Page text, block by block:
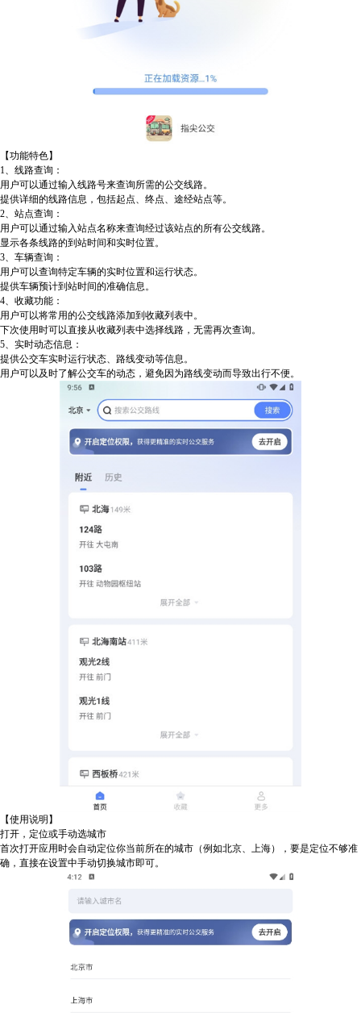
【功能特色】
1、线路查询：
用户可以通过输入线路号来查询所需的公交线路。
提供详细的线路信息，包括起点、终点、途经站点等。
2、站点查询：
用户可以通过输入站点名称来查询经过该站点的所有公交线路。
显示各条线路的到站时间和实时位置。
3、车辆查询：
用户可以查询特定车辆的实时位置和运行状态。
提供车辆预计到站时间的准确信息。
4、收藏功能：
用户可以将常用的公交线路添加到收藏列表中。
下次使用时可以直接从收藏列表中选择线路，无需再次查询。
5、实时动态信息：
提供公交车实时运行状态、路线变动等信息。
用户可以及时了解公交车的动态，避免因为路线变动而导致出行不便。
【使用说明】
打开，定位或手动选城市
首次打开应用时会自动定位你当前所在的城市（例如北京、上海），要是定位不够准
确，直接在设置中手动切换城市即可。